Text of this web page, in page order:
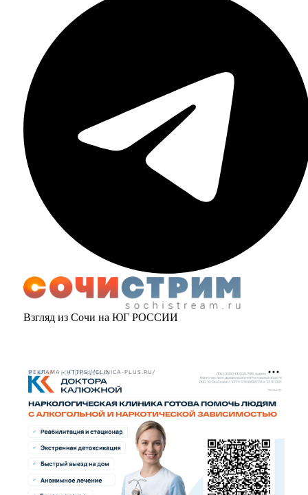
Взгляд из Сочи на ЮГ РОССИИ
РЕКЛАМА • HTTPS://CLINICA-PLUS.RU/